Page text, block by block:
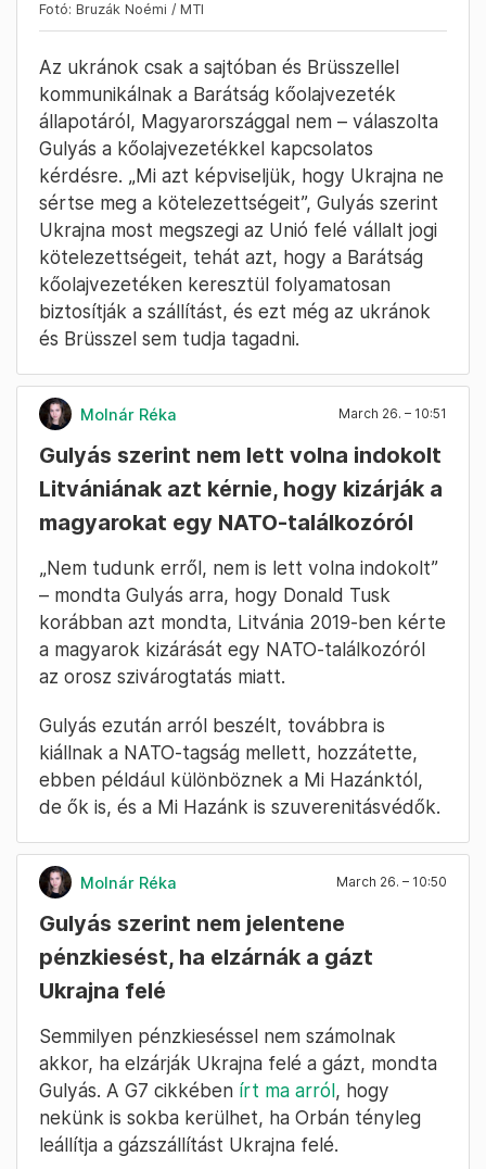
Fotó: Bruzák Noémi / MTI
Az ukránok csak a sajtóban és Brüsszellel
kommunikálnak a Barátság kőolajvezeték
állapotáról, Magyarországgal nem – válaszolta
Gulyás a kőolajvezetékkel kapcsolatos
kérdésre. „Mi azt képviseljük, hogy Ukrajna ne
sértse meg a kötelezettségeit”, Gulyás szerint
Ukrajna most megszegi az Unió felé vállalt jogi
kötelezettségeit, tehát azt, hogy a Barátság
kőolajvezetéken keresztül folyamatosan
biztosítják a szállítást, és ezt még az ukránok
és Brüsszel sem tudja tagadni.
Molnár Réka March 26. – 10:51
Gulyás szerint nem lett volna indokolt
Litvániának azt kérnie, hogy kizárják a
magyarokat egy NATO-találkozóról
„Nem tudunk erről, nem is lett volna indokolt”
– mondta Gulyás arra, hogy Donald Tusk
korábban azt mondta, Litvánia 2019-ben kérte
a magyarok kizárását egy NATO-találkozóról
az orosz szivárogtatás miatt.
Gulyás ezután arról beszélt, továbbra is
kiállnak a NATO-tagság mellett, hozzátette,
ebben például különböznek a Mi Hazánktól,
de ők is, és a Mi Hazánk is szuverenitásvédők.
Molnár Réka March 26. – 10:50
Gulyás szerint nem jelentene
pénzkiesést, ha elzárnák a gázt
Ukrajna felé
Semmilyen pénzkieséssel nem számolnak
akkor, ha elzárják Ukrajna felé a gázt, mondta
Gulyás. A G7 cikkében írt ma arról, hogy
nekünk is sokba kerülhet, ha Orbán tényleg
leállítja a gázszállítást Ukrajna felé.